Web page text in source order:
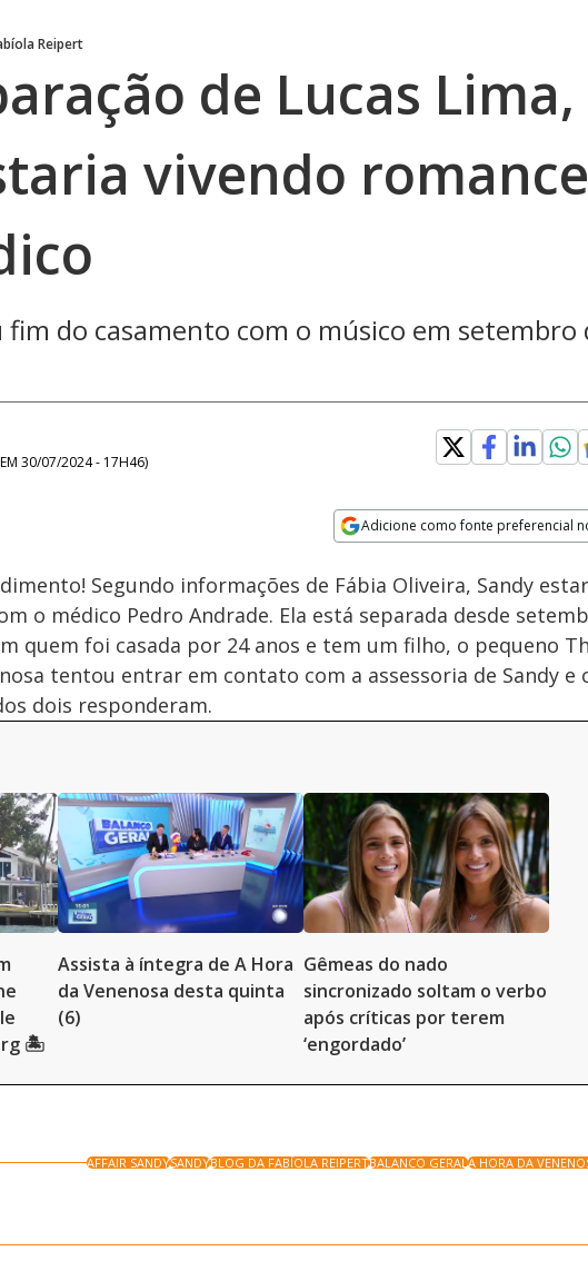
Reipert
de Lucas Lima,
vivendo romance
do casamento com o músico em setembro
30/07/2024 - 17H46)
Adicione como fonte preferencial
Velocidade
Segundo informações de Fábia Oliveira, Sandy
o médico Pedro Andrade. Ela está separada desde
quem foi casada por 24 anos e tem um filho, o pequeno
tentou entrar em contato com a assessoria de Sandy e
dois responderam.
🏝️
Assista à íntegra de A Hora
da Venenosa desta quinta
(6)
Gêmeas do nado
sincronizado soltam o verbo
após críticas por terem
‘engordado’
AFFAIR SANDYSANDYBLOG DA FABÍOLA REIPERTBALANCO GERALA HORA DA